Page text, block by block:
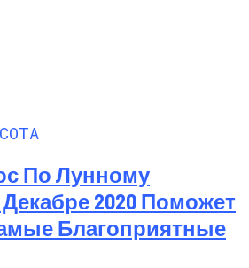
По Лунному
2020 Поможет
Благоприятные